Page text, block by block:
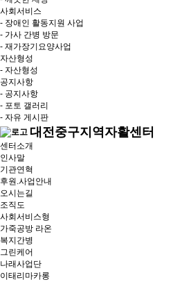
사회서비스
- 장애인 활동지원 사업
- 가사 간병 방문
- 재가장기요양사업
자산형성
- 자산형성
공지사항
- 공지사항
- 포토 갤러리
- 자유 게시판
대전중구지역자활센터
센터소개
인사말
기관연혁
후원.사업안내
오시는길
조직도
사회서비스형
가죽공방 라온
복지간병
그린케어
나래사업단
이태리마카롱